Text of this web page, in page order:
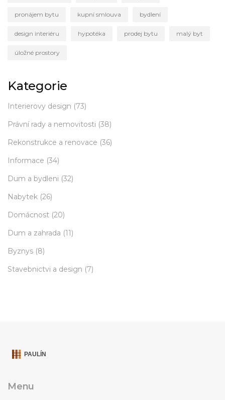
pronájem bytu kupní smlouva bydlení
design interiéru hypotéka prodej bytu malý byt
úložné prostory
Kategorie
Interierovy design (73)
Právní rady a nemovitosti (38)
Rekonstrukce a renovace (36)
Informace (34)
Dum a bydleni (32)
Nabytek (26)
Domácnost (20)
Dum a zahrada (11)
Byznys (8)
Stavebnictvi a design (7)
Menu